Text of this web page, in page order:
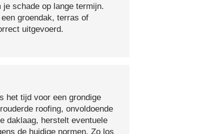
je schade op lange termijn.
groendak, terras of
uitgevoerd.
het tijd voor een grondige
roofing, onvoldoende
daklaag, herstelt eventuele
de huidige normen. Zo los